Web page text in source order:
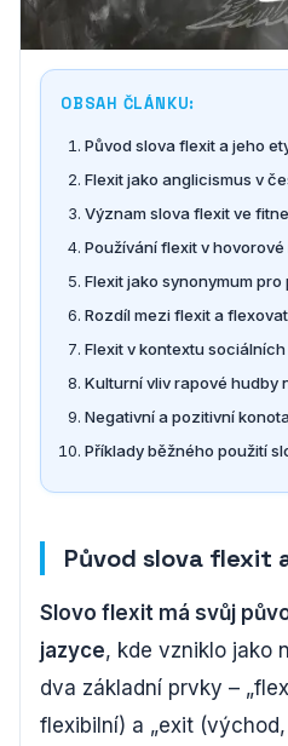
OBSAH ČLÁNKU:
Původ slova flexit a jeho
Flexit jako anglicismus v
Význam slova flexit ve
Používání flexit v
Flexit jako synonymum
Rozdíl mezi flexit a
Flexit v kontextu
Kulturní vliv rapové hudby
Negativní a pozitivní
Příklady běžného použití
Původ slova flexit
Slovo flexit má svůj
jazyce, kde vzniklo jako
dva základní prvky –
flexibilní) a „exit